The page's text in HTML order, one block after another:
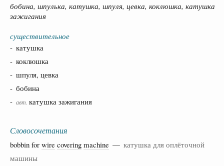
бобина, шпулька, катушка, шпуля, цевка, коклюшка, катушка
зажигания
существительное
- катушка
- коклюшка
- шпуля, цевка
- бобина
- авт. катушка зажигания
Словосочетания
bobbin for wire covering machine — катушка для оплёточной
машины